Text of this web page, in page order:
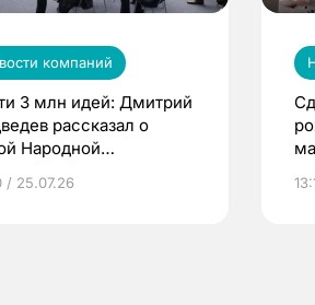
компаний
3 млн идей: Дмитрий
рассказал о
Народной
/ 25.07.26